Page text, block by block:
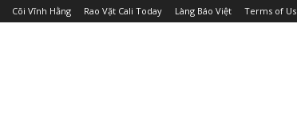
Cõi Vĩnh Hằng Rao Vặt Cali Today Làng Báo Việt Terms of